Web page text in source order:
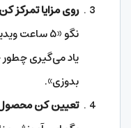
روی مزایا تمرکز
یاد می‌گیری
بدوزی».
تعیین کن